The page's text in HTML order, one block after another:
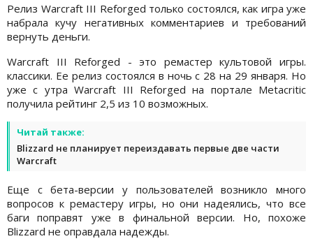
Релиз Warcraft III Reforged только состоялся, как игра уже
набрала кучу негативных комментариев и требований
вернуть деньги.
Warcraft III Reforged - это ремастер культовой игры.
классики. Ее релиз состоялся в ночь с 28 на 29 января. Но
уже с утра Warcraft III Reforged на портале Metacritic
получила рейтинг 2,5 из 10 возможных.
Читай также:
Blizzard не планирует переиздавать первые две части
Warcraft
Еще с бета-версии у пользователей возникло много
вопросов к ремастеру игры, но они надеялись, что все
баги поправят уже в финальной версии. Но, похоже
Blizzard не оправдала надежды.